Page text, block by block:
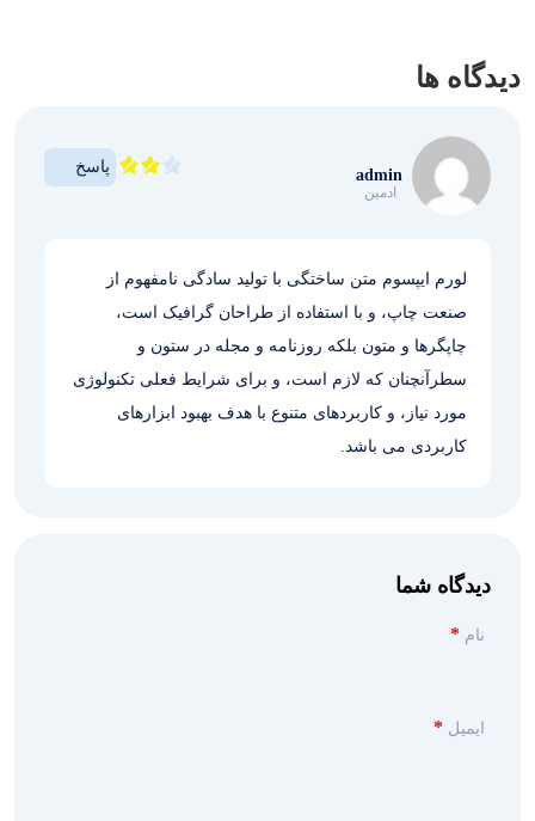
دیدگاه ها
admin
ادمین
لورم ایپسوم متن ساختگی با تولید سادگی نامفهوم از
صنعت چاپ، و با استفاده از طراحان گرافیک است،
چاپگرها و متون بلکه روزنامه و مجله در ستون و
سطرآنچنان که لازم است، و برای شرایط فعلی تکنولوژی
مورد نیاز، و کاربردهای متنوع با هدف بهبود ابزارهای
کاربردی می باشد.
پاسخ
دیدگاه شما
نام*
ایمیل*